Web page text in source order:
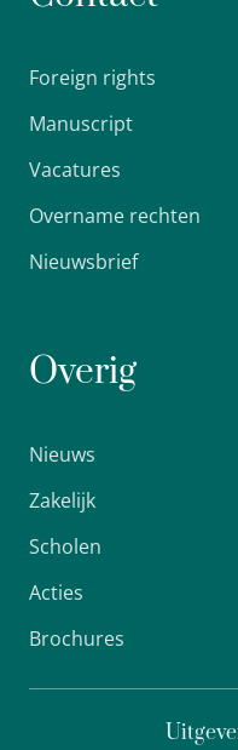
Foreign rights
Manuscript
Vacatures
Overname rechten
Nieuwsbrief
Overig
Nieuws
Zakelijk
Scholen
Acties
Brochures